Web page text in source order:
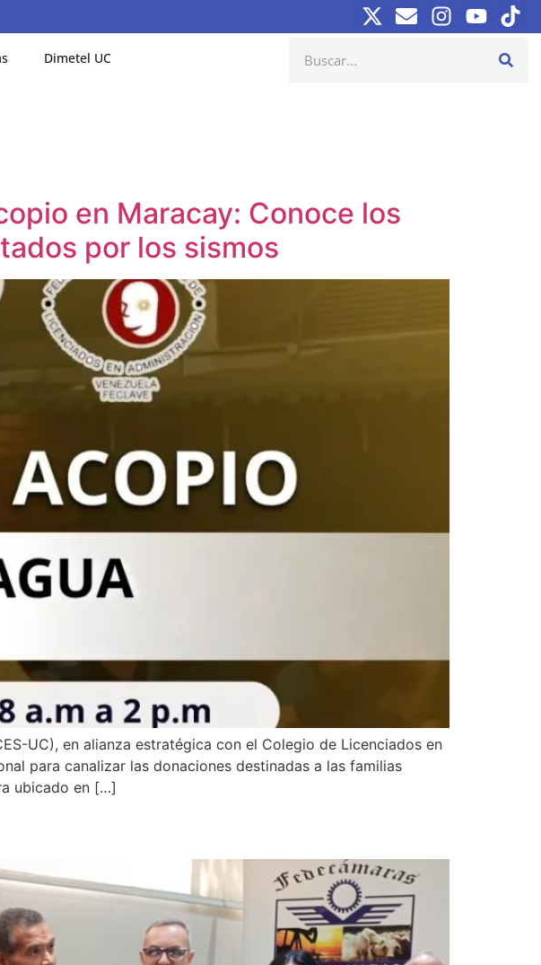
Dimetel UC
en Maracay: Conoce los
por los sismos
UC), en alianza estratégica con el Colegio de Licenciados en
para canalizar las donaciones destinadas a las familias
ubicado en […]